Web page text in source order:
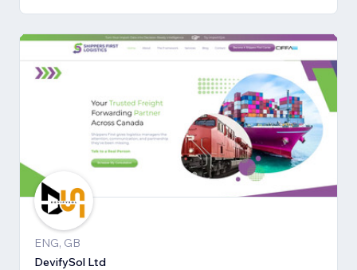
ENG, GB
DevifySol Ltd